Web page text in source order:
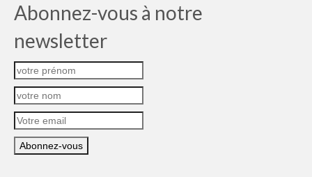
Abonnez-vous à notre
newsletter